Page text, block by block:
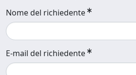
Nome del richiedente
E-mail del richiedente